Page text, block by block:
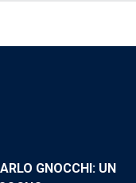
GNOCCHI: UN